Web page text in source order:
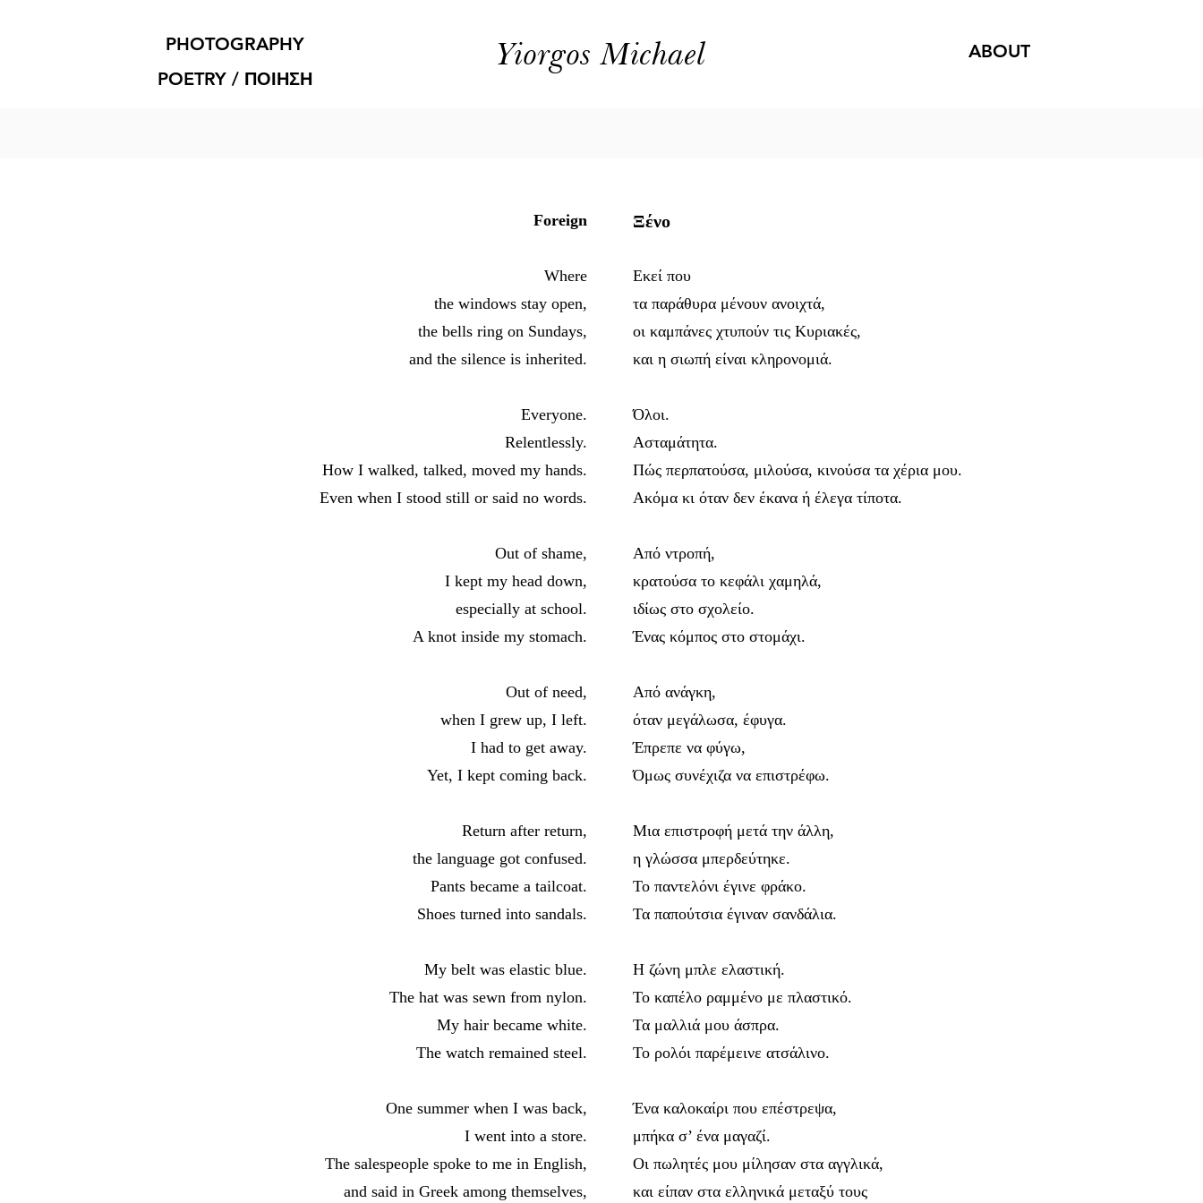
PHOTOGRAPHY
POETRY / ΠΟΙΗΣΗ
Yiorgos Michael ABOUT
Foreign
Where
the windows stay open,
the bells ring on Sundays,
and the silence is inherited.
Everyone.
Relentlessly.
How I walked, talked, moved my hands.
Even when I stood still or said no words.
Out of shame,
I kept my head down,
especially at school.
A knot inside my stomach.
Out of need,
when I grew up, I left.
I had to get away.
Yet, I kept coming back.
Return after return,
the language got confused.
Pants became a tailcoat.
Shoes turned into sandals.
My belt was elastic blue.
The hat was sewn from nylon.
My hair became white.
Τhe watch remained steel.
One summer when I was back,
I went into a store.
The salespeople spoke to me in English,
and said in Greek among themselves,
Ξένο
Εκεί που
τα παράθυρα μένουν ανοιχτά,
οι καμπάνες χτυπούν τις Κυριακές,
και η σιωπή είναι κληρονομιά.
Όλοι.
Ασταμάτητα.
Πώς περπατούσα, μιλούσα, κινούσα τα χέρια μου.
Ακόμα κι όταν δεν έκανα ή έλεγα τίποτα.
Από ντροπή,
κρατούσα το κεφάλι χαμηλά,
ιδίως στο σχολείο.
Ένας κόμπος στο στομάχι.
Από ανάγκη,
όταν μεγάλωσα, έφυγα.
Έπρεπε να φύγω,
Όμως συνέχιζα να επιστρέφω.
Μια επιστροφή μετά την άλλη,
η γλώσσα μπερδεύτηκε.
Το παντελόνι έγινε φράκο.
Τα παπούτσια έγιναν σανδάλια.
Η ζώνη μπλε ελαστική.
Το καπέλο ραμμένο με πλαστικό.
Τα μαλλιά μου άσπρα.
Το ρολόι παρέμεινε ατσάλινο.
Ένα καλοκαίρι που επέστρεψα,
μπήκα σ’ ένα μαγαζί.
Οι πωλητές μου μίλησαν στα αγγλικά,
και είπαν στα ελληνικά μεταξύ τους